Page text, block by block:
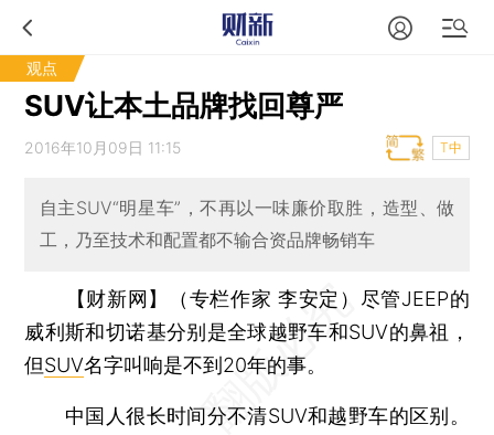
观点
SUV让本土品牌找回尊严
2016年10月09日 11:15 T中
自主SUV“明星车”，不再以一味廉价取胜，造型、做
工，乃至技术和配置都不输合资品牌畅销车
【财新网】（专栏作家 李安定） 尽管JEEP的
威利斯和切诺基分别是全球越野车和SUV的鼻祖，
但SUV名字叫响是不到20年的事。
中国人很长时间分不清SUV和越野车的区别。